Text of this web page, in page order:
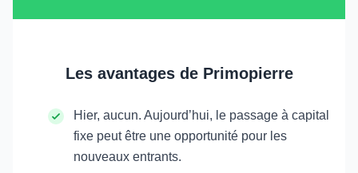
Les avantages de Primopierre
Hier, aucun. Aujourd’hui, le passage à capital
fixe peut être une opportunité pour les
nouveaux entrants.